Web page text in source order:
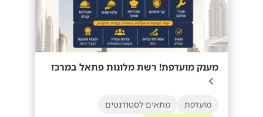
מענק מועדפת! רשת מלונות פתאל במרכז
מועדפת
מתאים לסטודנטים